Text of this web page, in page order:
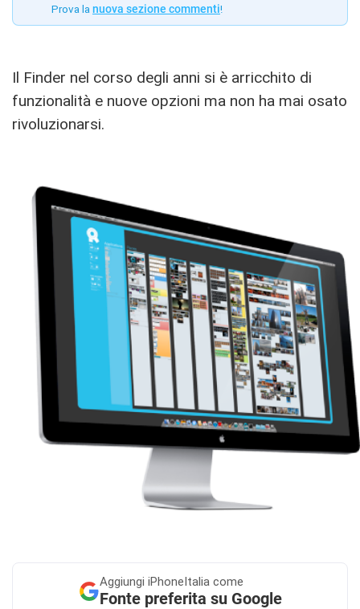
Prova la nuova sezione commenti!
Il Finder nel corso degli anni si è arricchito di
funzionalità e nuove opzioni ma non ha mai osato
rivoluzionarsi.
Aggiungi iPhoneItalia come
Fonte preferita su Google